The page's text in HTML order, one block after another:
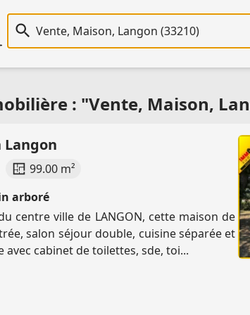
Recherche immobilière
: "Vente, Maison,
Langon
99.00 m²
arboré
centre ville de LANGON, cette maison de
salon séjour double, cuisine séparée et
cabinet de toilettes, sde, toi...